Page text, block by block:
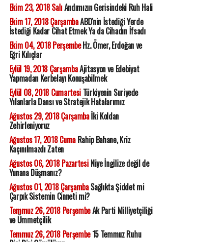
Ekim 23, 2018 SalıAndımızın Gerisindeki Ruh Hali
Ekim 17, 2018 ÇarşambaABD'nin İstediği Yerde
İstediği Kadar Cihat Etmek Ya da Cihadın İfsadı
Ekim 04, 2018 PerşembeHz. Ömer, Erdoğan ve
Eğri Kılıçlar
Eylül 19, 2018 ÇarşambaAjitasyon ve Edebiyat
Yapmadan Kerbelayı Konuşabilmek
Eylül 08, 2018 CumartesiTürkiyenin Suriyede
Yılanlarla Dansı ve Stratejik Hatalarımız
Ağustos 29, 2018 Çarşambaİki Koldan
Zehirleniyoruz
Ağustos 17, 2018 CumaRahip Bahane, Kriz
Kaçınılmazdı Zaten
Ağustos 06, 2018 PazartesiNiye İngilize değil de
Yunana Düşmanız?
Ağustos 01, 2018 ÇarşambaSağlıkta Şiddet mi
Çarpık Sistemin Cinneti mi?
Temmuz 26, 2018 PerşembeAk Parti Milliyetçiliği
ve Ümmetçilik
Temmuz 26, 2018 Perşembe15 Temmuz Ruhu